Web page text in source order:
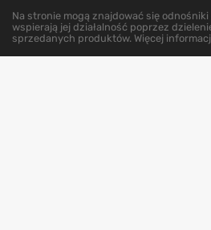
Na stronie mogą znajdować się
wspierają jej działalność poprzez
sprzedanych produktów. Więcej